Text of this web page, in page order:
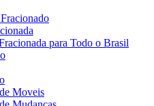
para Todo o Brasil
Moveis